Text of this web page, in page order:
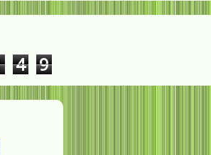
4 9